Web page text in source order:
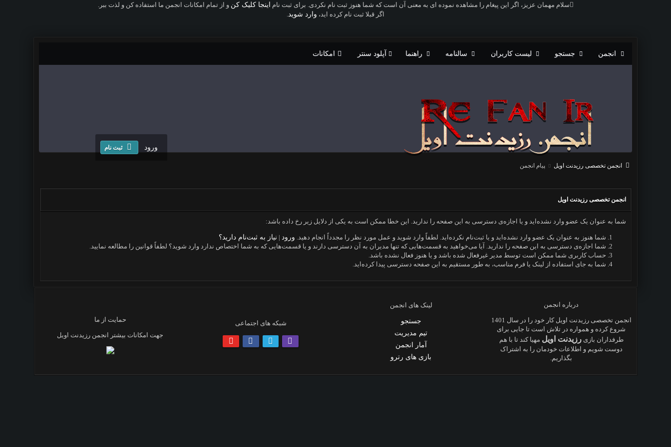
سلام مهمان عزیز، اگر این پیغام را مشاهده نموده ای به معنی آن است که شما هنوز ثبت نام نکردی. برای ثبت نام اینجا کلیک کن و از تمام امکانات انجمن ما استفاده کن و لذت ببر.
اگر قبلا ثبت نام کرده اید، وارد شوید.
انجمن جستجو لیست کاربران سالنامه راهنما آپلود سنتر امکانات
ورود ثبت نام
انجمن تخصصی رزیدنت اویل پیام انجمن
انجمن تخصصی رزیدنت اویل
شما به عنوان یک عضو وارد نشده‌اید و یا اجازه‌ی دسترسی به این صفحه را ندارید. این خطا ممکن است به یکی از دلایل زیر رخ داده باشد:
شما هنوز به عنوان یک عضو وارد نشده‌اید و یا ثبت‌نام نکرده‌اید. لطفاً وارد شوید و عمل مورد نظر را مجدداً انجام دهید. ورود | نیاز به ثبت‌نام دارید؟
شما اجازه‌ی دسترسی به این صفحه را ندارید. آیا می‌خواهید به قسمت‌هایی که تنها مدیران به آن دسترسی دارند و یا قسمت‌هایی که به شما اختصاص ندارد وارد شوید؟ لطفاً قوانین را مطالعه نمایید.
حساب کاربری شما ممکن است توسط مدیر غیرفعال شده باشد و یا هنوز فعال نشده باشد.
شما به جای استفاده از لینک یا فرم مناسب، به طور مستقیم به این صفحه دسترسی پیدا کرده‌اید.
درباره انجمن
انجمن تخصصی رزیدنت اویل کار خود را در سال 1401
شروع کرده و همواره در تلاش است تا جایی برای
طرفداران بازیرزیدنت اویل مهیا کند تا با هم
دوست شویم و اطلاعات خودمان را به اشتراک
بگذاریم.
لینک های انجمن
جستجو
تیم مدیریت
آمار انجمن
بازی های رترو
شبکه های اجتماعی حمایت از ما
جهت امکانات بیشتر انجمن رزیدنت اویل